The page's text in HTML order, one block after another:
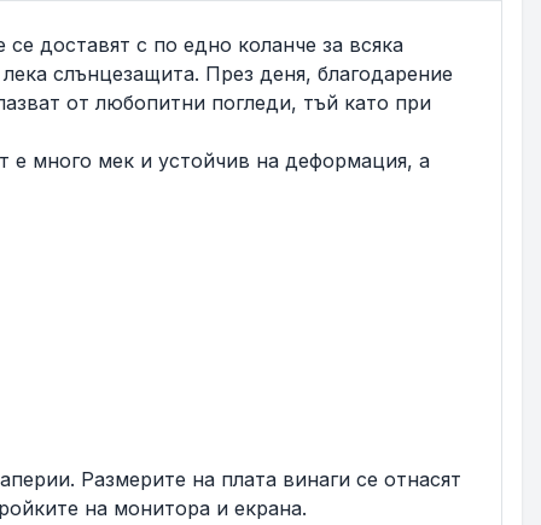
доставят с по едно коланче за всяка
слънцезащита. През деня, благодарение
от любопитни погледи, тъй като при
е много мек и устойчив на деформация, а
Размерите на плата винаги се отнасят
на монитора и екрана.